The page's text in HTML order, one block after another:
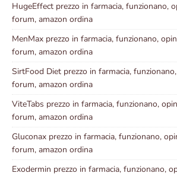
HugeEffect prezzo in farmacia, funzionano,
forum, amazon ordina
MenMax prezzo in farmacia, funzionano,
forum, amazon ordina
SirtFood Diet prezzo in farmacia,
forum, amazon ordina
ViteTabs prezzo in farmacia, funzionano,
forum, amazon ordina
Gluconax prezzo in farmacia, funzionano,
forum, amazon ordina
Exodermin prezzo in farmacia, funzionano,